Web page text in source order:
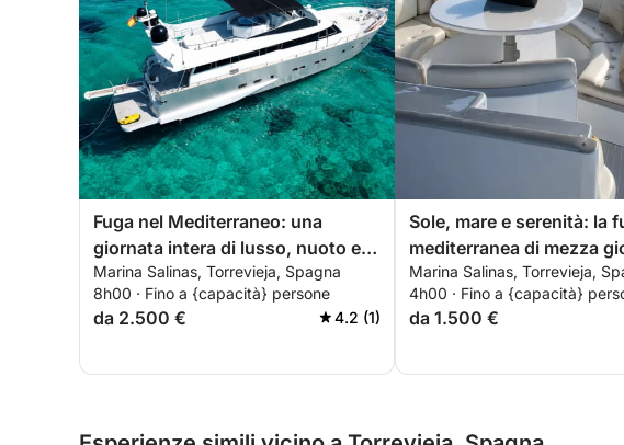
Fuga nel Mediterraneo: una
giornata intera di lusso, nuoto e
scoperta della costa.
Marina Salinas, Torrevieja, Spagna
8h00 · Fino a {capacità} persone
da 2.500 € 4.2 (1)
Sole, mare e serenità: la
mediterranea di mezza
per eccellenza.
Marina Salinas, Torrevieja,
4h00 · Fino a {capacità}
da 1.500 €